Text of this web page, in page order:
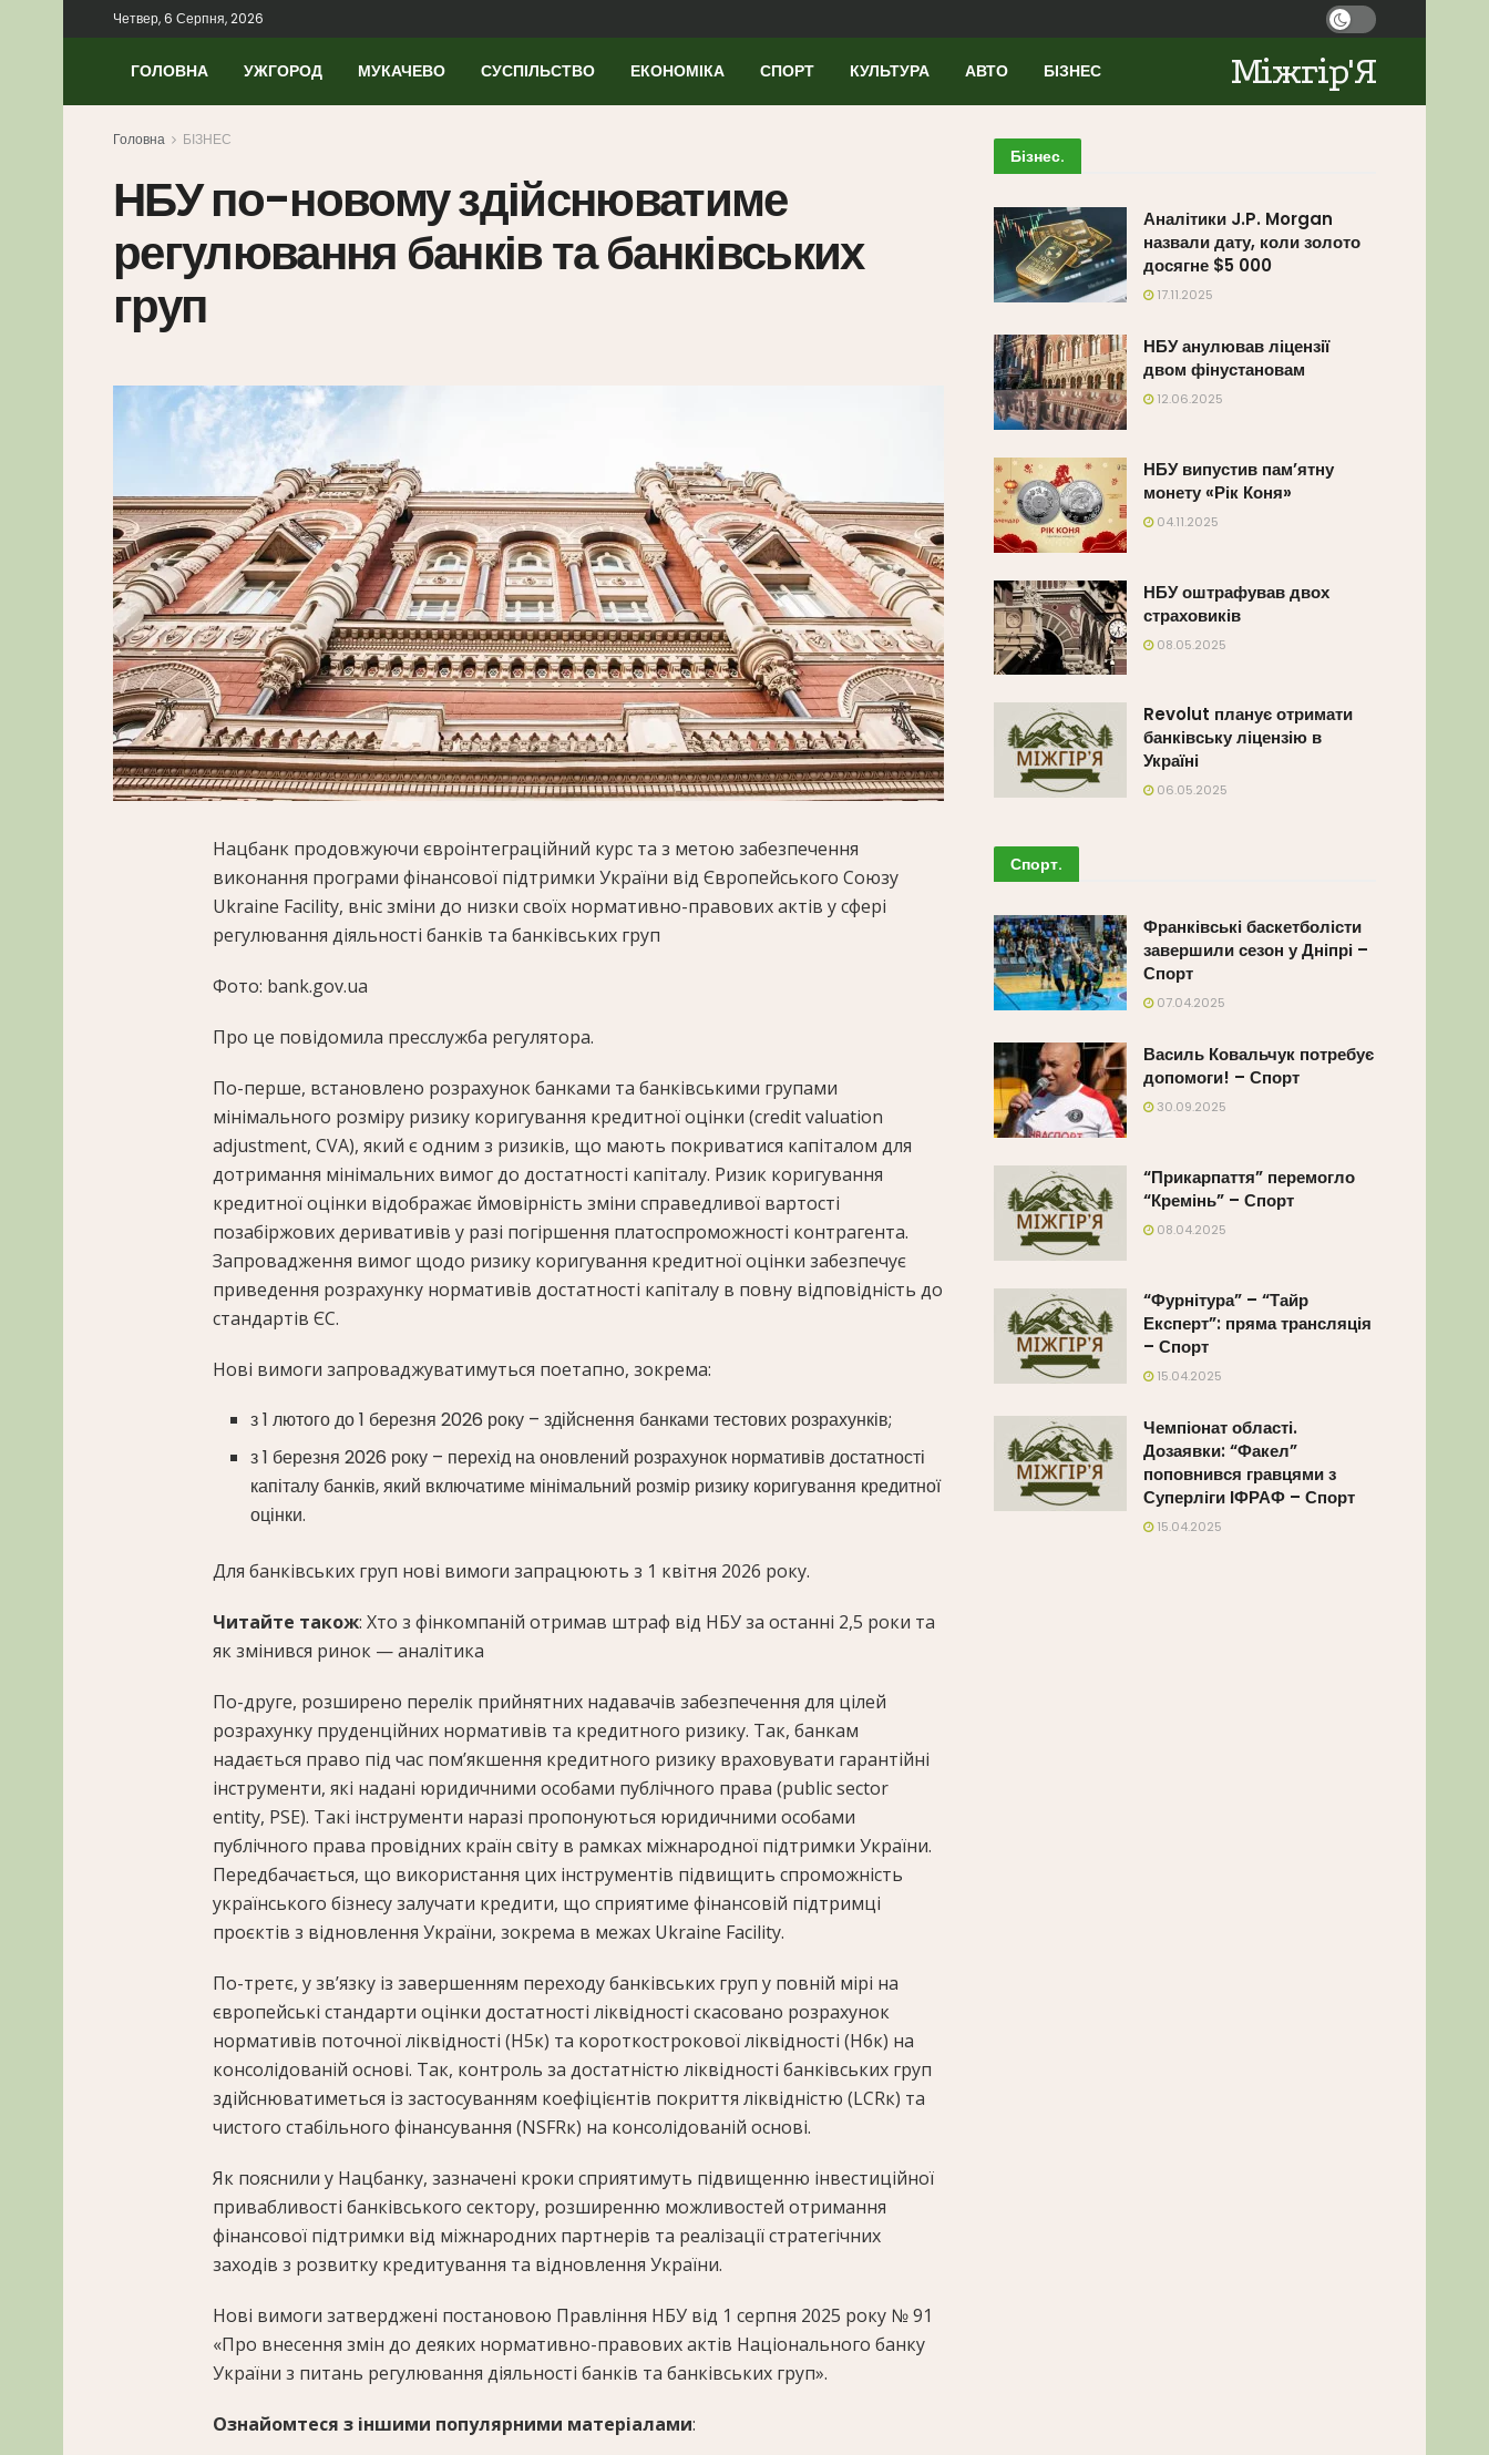
Четвер, 6 Серпня, 2026
ГОЛОВНА УЖГОРОД МУКАЧЕВО СУСПІЛЬСТВО ЕКОНОМІКА СПОРТ КУЛЬТУРА АВТО БІЗНЕС Міжгір'Я
Головна БІЗНЕС
НБУ по-новому здійснюватиме
регулювання банків та банківських
груп
Нацбанк продовжуючи євроінтеграційний курс та з метою забезпечення
виконання програми фінансової підтримки України від Європейського Союзу
Ukraine Facility, вніс зміни до низки своїх нормативно-правових актів у сфері
регулювання діяльності банків та банківських груп
Фото: bank.gov.ua
Про це повідомила пресслужба регулятора.
По-перше, встановлено розрахунок банками та банківськими групами
мінімального розміру ризику коригування кредитної оцінки (сredit valuation
adjustment, CVA), який є одним з ризиків, що мають покриватися капіталом для
дотримання мінімальних вимог до достатності капіталу. Ризик коригування
кредитної оцінки відображає ймовірність зміни справедливої вартості
позабіржових деривативів у разі погіршення платоспроможності контрагента.
Запровадження вимог щодо ризику коригування кредитної оцінки забезпечує
приведення розрахунку нормативів достатності капіталу в повну відповідність до
стандартів ЄС.
Нові вимоги запроваджуватимуться поетапно, зокрема:
з 1 лютого до 1 березня 2026 року – здійснення банками тестових розрахунків;
з 1 березня 2026 року – перехід на оновлений розрахунок нормативів достатності
капіталу банків, який включатиме мінімальний розмір ризику коригування кредитної
оцінки.
Для банківських груп нові вимоги запрацюють з 1 квітня 2026 року.
Читайте також: Хто з фінкомпаній отримав штраф від НБУ за останні 2,5 роки та
як змінився ринок — аналітика
По-друге, розширено перелік прийнятних надавачів забезпечення для цілей
розрахунку пруденційних нормативів та кредитного ризику. Так, банкам
надається право під час пом’якшення кредитного ризику враховувати гарантійні
інструменти, які надані юридичними особами публічного права (public sector
entity, PSE). Такі інструменти наразі пропонуються юридичними особами
публічного права провідних країн світу в рамках міжнародної підтримки України.
Передбачається, що використання цих інструментів підвищить спроможність
українського бізнесу залучати кредити, що сприятиме фінансовій підтримці
проєктів з відновлення України, зокрема в межах Ukraine Facility.
По-третє, у зв’язку із завершенням переходу банківських груп у повній мірі на
європейські стандарти оцінки достатності ліквідності скасовано розрахунок
нормативів поточної ліквідності (Н5к) та короткострокової ліквідності (Н6к) на
консолідованій основі. Так, контроль за достатністю ліквідності банківських груп
здійснюватиметься із застосуванням коефіцієнтів покриття ліквідністю (LCRк) та
чистого стабільного фінансування (NSFRк) на консолідованій основі.
Як пояснили у Нацбанку, зазначені кроки сприятимуть підвищенню інвестиційної
привабливості банківського сектору, розширенню можливостей отримання
фінансової підтримки від міжнародних партнерів та реалізації стратегічних
заходів з розвитку кредитування та відновлення України.
Нові вимоги затверджені постановою Правління НБУ від 1 серпня 2025 року № 91
«Про внесення змін до деяких нормативно-правових актів Національного банку
України з питань регулювання діяльності банків та банківських груп».
Ознайомтеся з іншими популярними матеріалами:
Бізнес.
Аналітики J.P. Morgan
назвали дату, коли золото
досягне $5 000
17.11.2025
НБУ анулював ліцензії
двом фінустановам
12.06.2025
НБУ випустив пам’ятну
монету «Рік Коня»
04.11.2025
НБУ оштрафував двох
страховиків
08.05.2025
Revolut планує отримати
банківську ліцензію в
Україні
06.05.2025
Спорт.
Франківські баскетболісти
завершили сезон у Дніпрі –
Спорт
07.04.2025
Василь Ковальчук потребує
допомоги! – Спорт
30.09.2025
“Прикарпаття” перемогло
“Кремінь” – Спорт
08.04.2025
“Фурнітура” – “Тайр
Експерт”: пряма трансляція
– Спорт
15.04.2025
Чемпіонат області.
Дозаявки: “Факел”
поповнився гравцями з
Суперліги ІФРАФ – Спорт
15.04.2025